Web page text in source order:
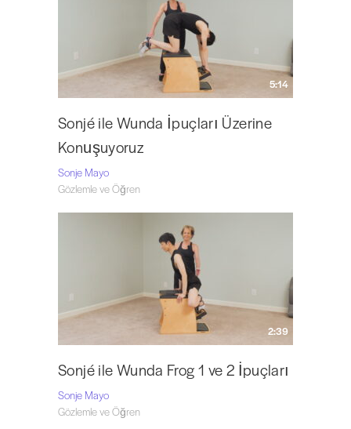
5:14
Sonjé ile Wunda İpuçları Üzerine
Konuşuyoruz
Sonje Mayo
Gözlemle ve Öğren
2:39
Sonjé ile Wunda Frog 1 ve 2 İpuçları
Sonje Mayo
Gözlemle ve Öğren